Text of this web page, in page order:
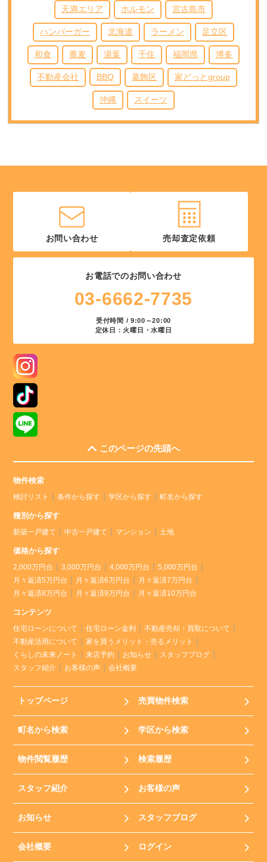
天満エリア ホルモン 宮古島市
ハンバーガー 北海道 ラーメン 足立区
和食 蕎麦 湯葉 千住 福岡県 博多
不動産会社 BBQ 葛飾区 家どっとgroup
沖縄 スイーツ
お電話でのお問い合わせ
03-6662-7735
受付時間 / 9:00～20:00
定休日：火曜日・水曜日
お問い合わせ 売却査定依頼
このページの先頭へ
物件検索
検討リスト 条件から探す 学区から探す 町名から探す
種別から探す
新築一戸建て 中古一戸建て マンション 土地
価格から探す
2,000万円台 3,000万円台 4,000万円台
5,000万円台
月々返済5万円台
月々返済6万円台
月々返済7万円台
月々返済8万円台
月々返済9万円台 月々返済10万円台
コンテンツ
住宅ローンについて 住宅ローン金利
不動産売却・買取について
不動産活用について
家を買うメリット・売るメリット
くらしの未来ノート
来店予約 お知らせ
スタッフブログ
スタッフ紹介
お客様の声 会社概要
トップページ 売買物件検索
町名から検索 学区から検索
物件閲覧履歴 検索履歴
スタッフ紹介 お客様の声
お知らせ スタッフブログ
会社概要 ログイン